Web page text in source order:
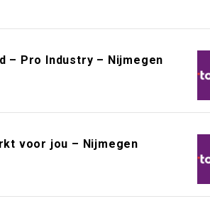
– Pro Industry – Nijmegen
voor jou – Nijmegen